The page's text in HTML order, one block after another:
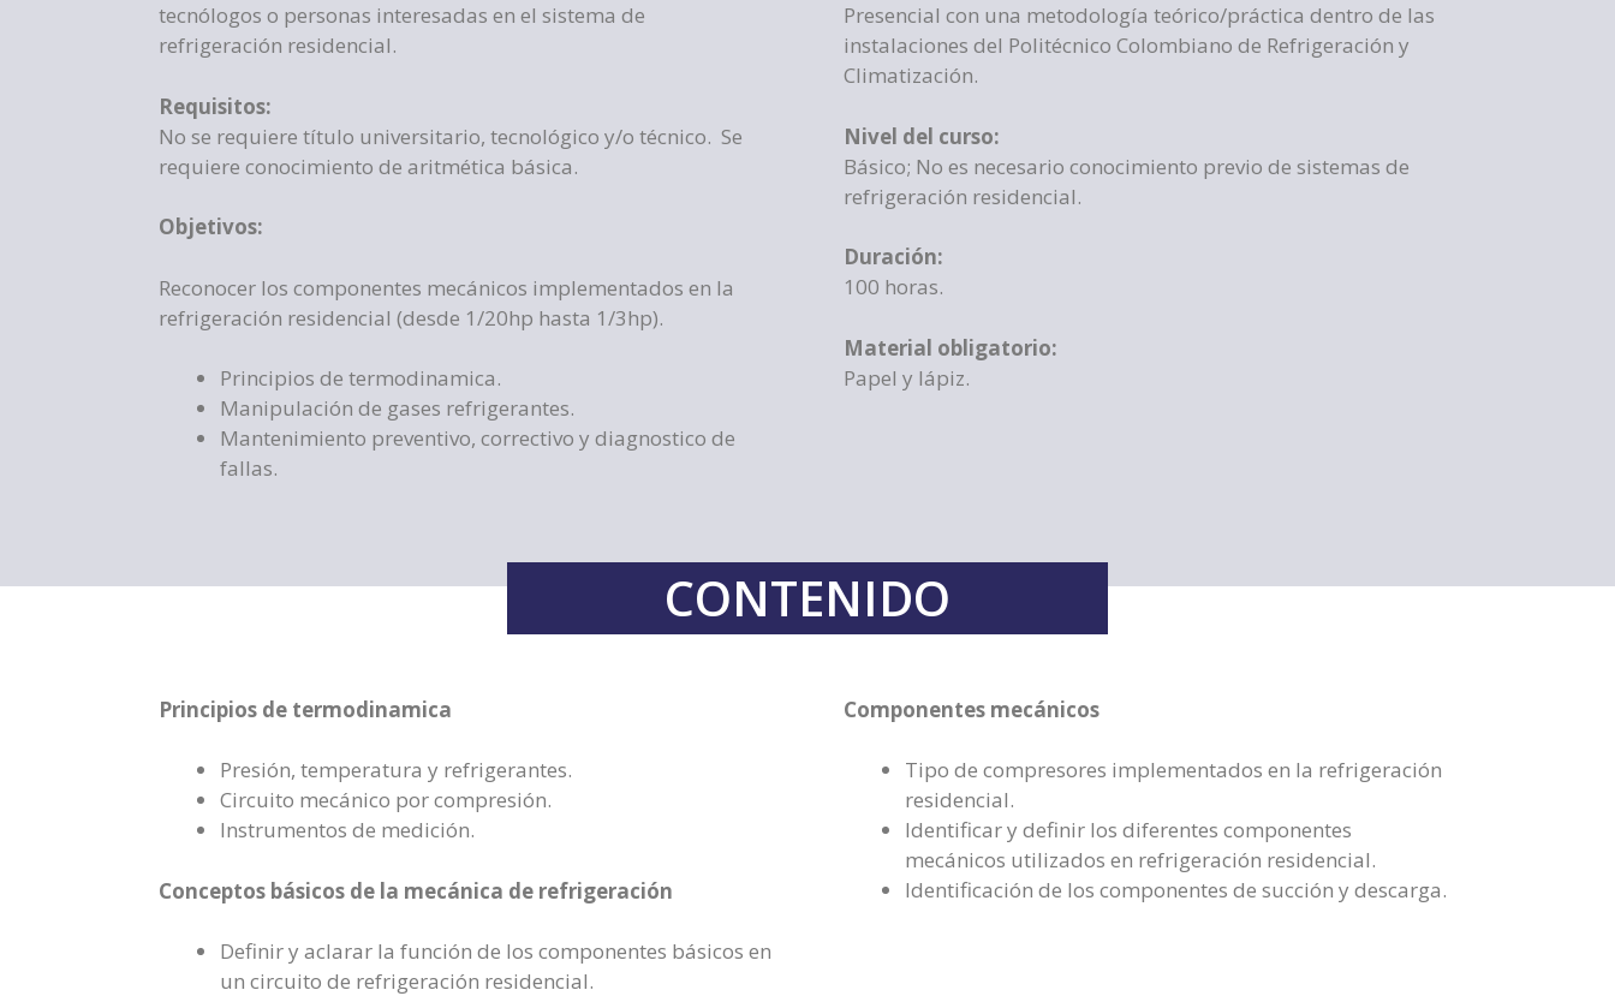
tecnólogos o personas interesadas en el sistema de
refrigeración residencial.
Requisitos:
No se requiere título universitario, tecnológico y/o técnico. Se
requiere conocimiento de aritmética básica.
Objetivos:
Reconocer los componentes mecánicos implementados en la
refrigeración residencial (desde 1/20hp hasta 1/3hp).
Principios de termodinamica.
Manipulación de gases refrigerantes.
Mantenimiento preventivo, correctivo y diagnostico de
fallas.
Presencial con una metodología teórico/práctica dentro de las
instalaciones del Politécnico Colombiano de Refrigeración y
Climatización.
Nivel del curso:
Básico; No es necesario conocimiento previo de sistemas de
refrigeración residencial.
Duración:
100 horas.
Material obligatorio:
Papel y lápiz.
CONTENIDO
Principios de termodinamica
Presión, temperatura y refrigerantes.
Circuito mecánico por compresión.
Instrumentos de medición.
Conceptos básicos de la mecánica de refrigeración
Definir y aclarar la función de los componentes básicos en
un circuito de refrigeración residencial.
Componentes mecánicos
Tipo de compresores implementados en la refrigeración
residencial.
Identificar y definir los diferentes componentes
mecánicos utilizados en refrigeración residencial.
Identificación de los componentes de succión y descarga.